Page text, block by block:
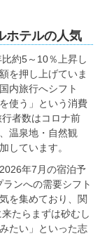
ホテルの人気
約5～10％上昇し
を押し上げていま
内旅行へシフト
使う」という消費
者数はコロナ前
温泉地・自然観
しています。
年7月の宿泊予
ンへの需要シフト
を集めており、関
たらまずは砂むし
たい」といった志